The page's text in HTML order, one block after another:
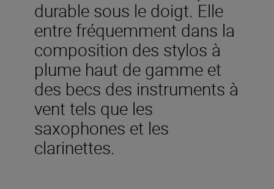
durable sous le doigt. Elle
entre fréquemment dans la
composition des stylos à
plume haut de gamme et
des becs des instruments à
vent tels que les
saxophones et les
clarinettes.